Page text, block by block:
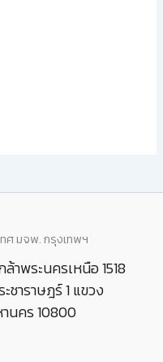
ศ มจพ. กรุงเทพฯ
าพระนครเหนือ 1518
ชาราษฎร์ 1 แขวง
นคร 10800